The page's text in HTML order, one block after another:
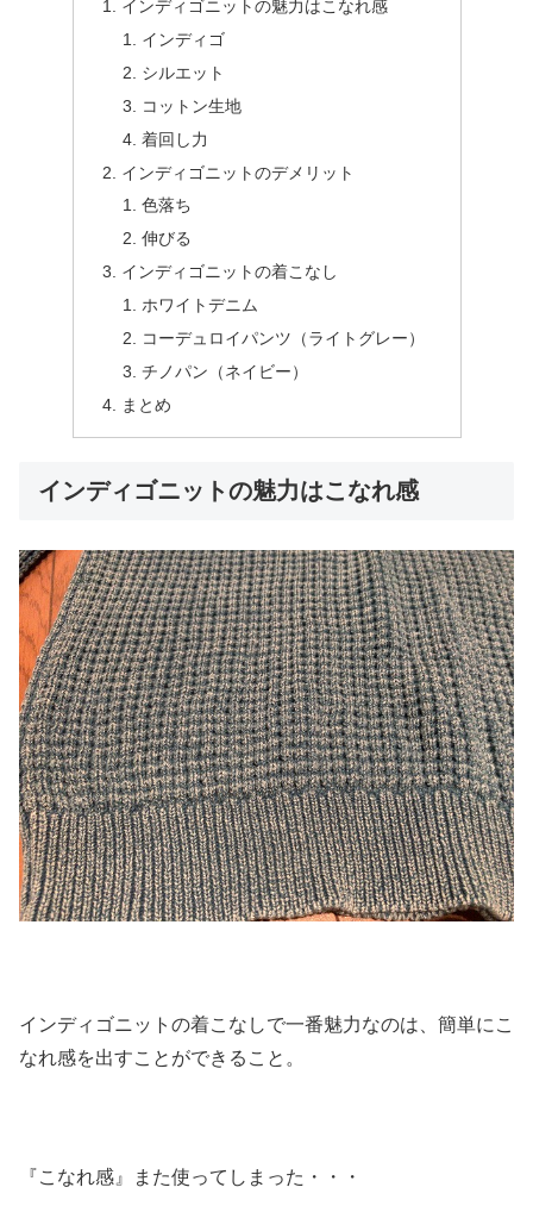
インディゴニットの魅力はこなれ感
インディゴ
シルエット
コットン生地
着回し力
インディゴニットのデメリット
色落ち
伸びる
インディゴニットの着こなし
ホワイトデニム
コーデュロイパンツ（ライトグレー）
チノパン（ネイビー）
まとめ
インディゴニットの魅力はこなれ感
インディゴニットの着こなしで一番魅力なのは、簡単にこ
なれ感を出すことができること。
『こなれ感』また使ってしまった・・・